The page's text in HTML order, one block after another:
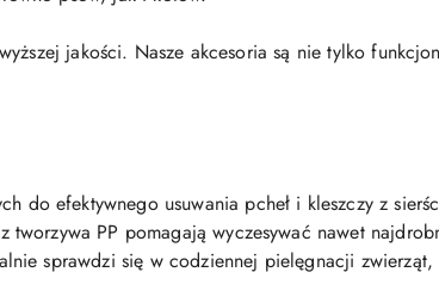
jakości. Nasze akcesoria są nie tylko
do efektywnego usuwania pcheł i kleszczy z
PP pomagają wyczesywać nawet
sprawdzi się w codziennej pielęgnacji